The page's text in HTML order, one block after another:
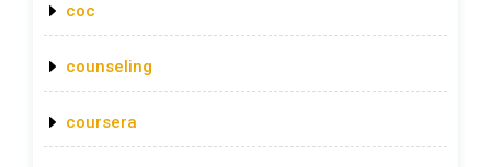
coc
counseling
coursera